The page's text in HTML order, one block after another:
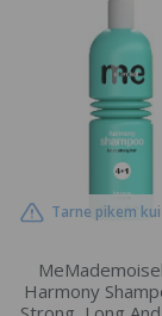
Tarne pikem
Harmony